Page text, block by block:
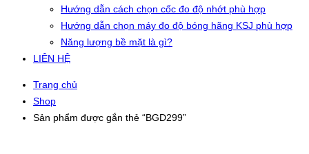
Hướng dẫn cách chọn cốc đo độ nhớt phù hợp
Hướng dẫn chọn máy đo độ bóng hãng KSJ phù hợp
Năng lượng bề mặt là gì?
LIÊN HỆ
Trang chủ
Shop
Sản phẩm được gắn thẻ “BGD299”